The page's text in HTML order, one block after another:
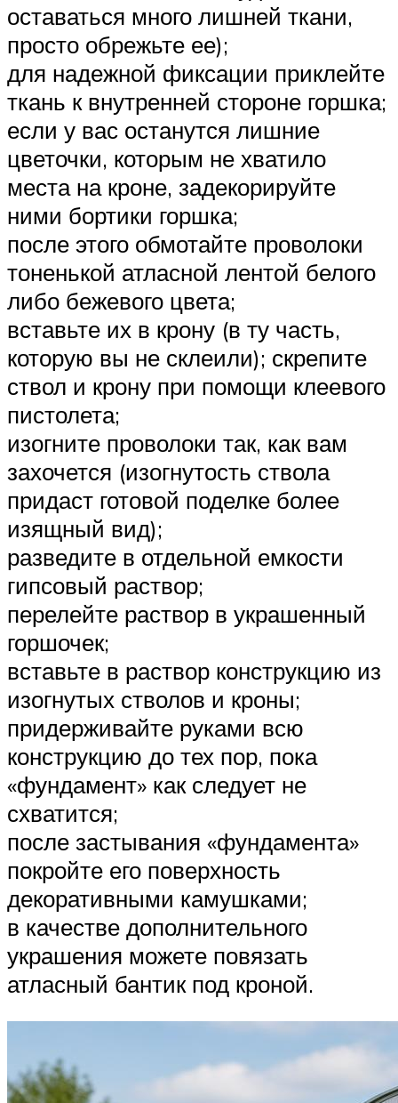
оставаться много лишней ткани,
просто обрежьте ее);
для надежной фиксации приклейте
ткань к внутренней стороне горшка;
если у вас останутся лишние
цветочки, которым не хватило
места на кроне, задекорируйте
ними бортики горшка;
после этого обмотайте проволоки
тоненькой атласной лентой белого
либо бежевого цвета;
вставьте их в крону (в ту часть,
которую вы не склеили); скрепите
ствол и крону при помощи клеевого
пистолета;
изогните проволоки так, как вам
захочется (изогнутость ствола
придаст готовой поделке более
изящный вид);
разведите в отдельной емкости
гипсовый раствор;
перелейте раствор в украшенный
горшочек;
вставьте в раствор конструкцию из
изогнутых стволов и кроны;
придерживайте руками всю
конструкцию до тех пор, пока
«фундамент» как следует не
схватится;
после застывания «фундамента»
покройте его поверхность
декоративными камушками;
в качестве дополнительного
украшения можете повязать
атласный бантик под кроной.